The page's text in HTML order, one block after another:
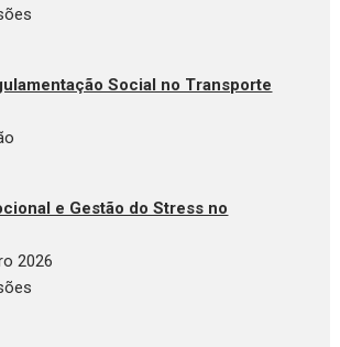
Social no Transporte
e Gestão do Stress no
2026